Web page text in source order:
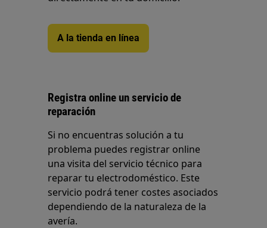
A la tienda en línea
Registra online un servicio de
reparación
Si no encuentras solución a tu
problema puedes registrar online
una visita del servicio técnico para
reparar tu electrodoméstico. Este
servicio podrá tener costes asociados
dependiendo de la naturaleza de la
avería.